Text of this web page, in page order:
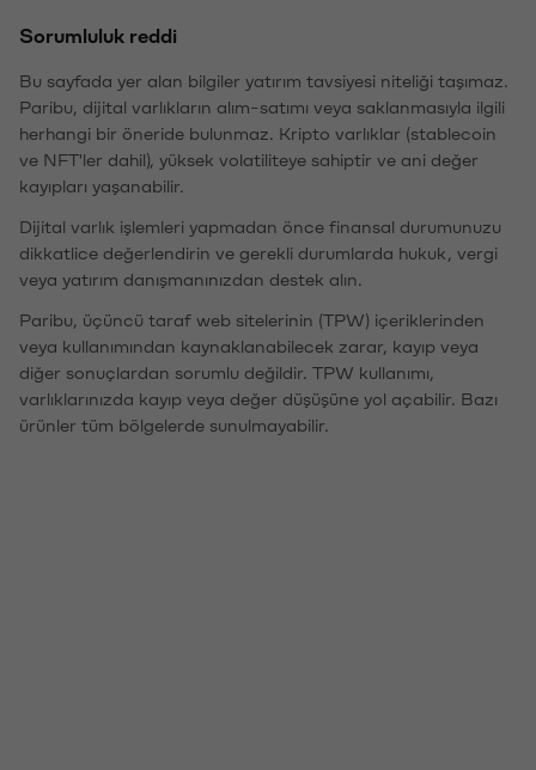
Sorumluluk reddi
Bu sayfada yer alan bilgiler yatırım tavsiyesi niteliği taşımaz.
Paribu, dijital varlıkların alım-satımı veya saklanmasıyla ilgili
herhangi bir öneride bulunmaz. Kripto varlıklar (stablecoin
ve NFT'ler dahil), yüksek volatiliteye sahiptir ve ani değer
kayıpları yaşanabilir.
Dijital varlık işlemleri yapmadan önce finansal durumunuzu
dikkatlice değerlendirin ve gerekli durumlarda hukuk, vergi
veya yatırım danışmanınızdan destek alın.
Paribu, üçüncü taraf web sitelerinin (TPW) içeriklerinden
veya kullanımından kaynaklanabilecek zarar, kayıp veya
diğer sonuçlardan sorumlu değildir. TPW kullanımı,
varlıklarınızda kayıp veya değer düşüşüne yol açabilir. Bazı
ürünler tüm bölgelerde sunulmayabilir.